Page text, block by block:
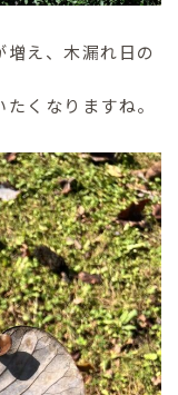
え、木漏れ日の
くなりますね。